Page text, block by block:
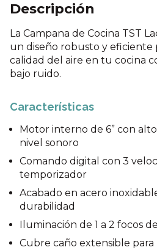
Descripción
La Campana de Cocina TST
un diseño robusto y eficiente
calidad del aire en tu cocina
bajo ruido.
Características
Motor interno de 6” con
nivel sonoro
Comando digital con 3
temporizador
Acabado en acero
durabilidad
Iluminación de 1 a 2 focos
Cubre caño extensible para